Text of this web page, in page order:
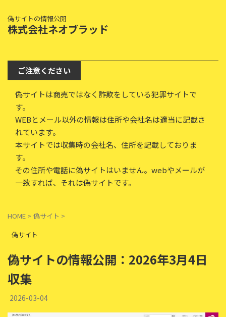
偽サイトの情報公開
株式会社ネオブラッド
ご注意ください
偽サイトは商売ではなく詐欺をしている犯罪サイトで
す。
WEBとメール以外の情報は住所や会社名は適当に記載さ
れています。
本サイトでは収集時の会社名、住所を記載しておりま
す。
その住所や電話に偽サイトはいません。webやメールが
一致すれば、それは偽サイトです。
HOME > 偽サイト >
偽サイト
偽サイトの情報公開：2026年3月4日
収集
2026-03-04